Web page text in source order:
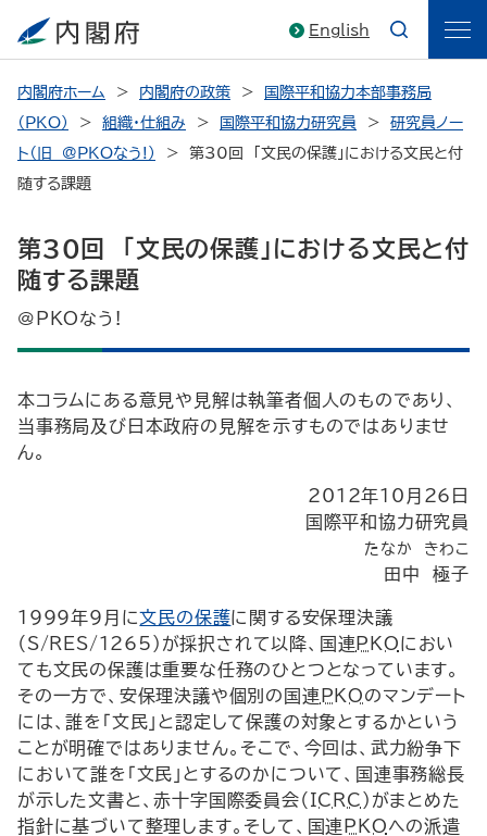
English
内閣府ホーム 内閣府の政策
国際平和協力本部事務局
（PKO）
組織・仕組み 国際平和協力研究員
研究員ノー
ト（旧 @PKOなう!）
第30回 「文民の保護」における文民と付
随する課題
第30回 「文民の保護」における文民と付
随する課題
@PKOなう!
本コラムにある意見や見解は執筆者個人のものであり、
当事務局及び日本政府の見解を示すものではありませ
ん。
2012年10月26日
国際平和協力研究員
たなか きわこ
田中 極子
1999年9月に文民の保護に関する安保理決議
（ S/ RES/1265）が採択されて以降、国連PKOにおい
ても文民の保護は重要な任務のひとつとなっています。
その一方で、安保理決議や個別の国連 PKOのマンデート
には、誰を「文民」と認定して保護の対象とするかという
ことが明確ではありません。そこで、今回は、武力紛争下
において誰を「文民」とするのかについて、国連事務総長
が示した文書と、赤十字国際委員会（ ICRC ）がまとめた
指針に基づいて整理します。そして、国連 PKOへの派遣